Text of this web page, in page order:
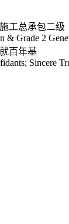
工总承包二级
& Grade 2
百年基
Sincere